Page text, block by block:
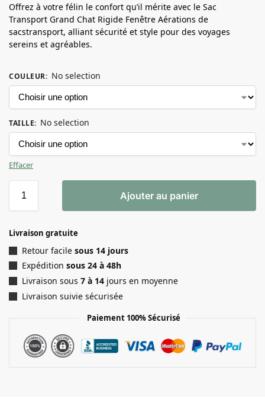
Offrez à votre félin le confort qu’il mérite avec le Sac
Transport Grand Chat Rigide Fenêtre Aérations de
sacstransport, alliant sécurité et style pour des voyages
sereins et agréables.
COULEUR: No selection
TAILLE: No selection
Effacer
Ajouter au panier
Livraison gratuite
Retour facile sous 14 jours
Expédition sous 24 à 48h
Livraison sous 7 à 14 jours en moyenne
Livraison suivie sécurisée
Paiement 100% Sécurisé